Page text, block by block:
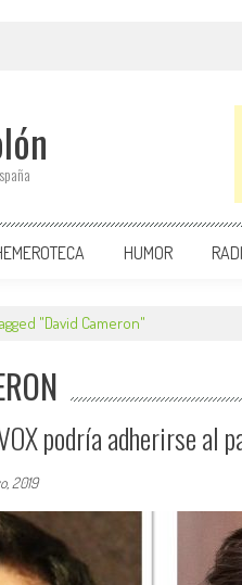
HUMOR
"David Cameron"
podría adherirse al
2019